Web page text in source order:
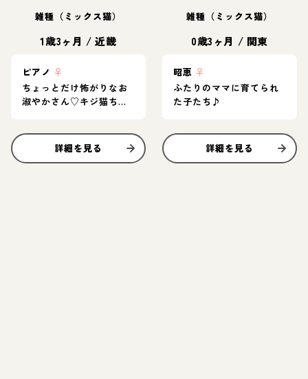
雑種（ミックス猫）
1歳3ヶ月 /近畿
ピアノ ♀
ちょっとだけ怖がりなお
淑やかさん♡キジ猫ちゃ
詳細を見る
雑種（ミックス猫）
0歳3ヶ月 / 関東
昭恵 ♀
ふたりのママに育てられ
た子たち♪
詳細を見る